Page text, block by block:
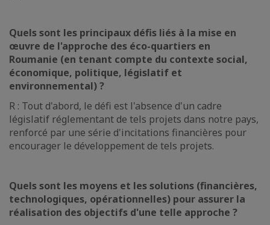
Quels sont les principaux défis liés à la mise en
œuvre de l'approche des éco-quartiers en
Roumanie (en tenant compte du contexte social,
économique, politique, législatif et
environnemental) ?
R : Tout d'abord, le défi est l'absence d'un cadre
législatif réglementant de tels projets dans notre pays,
renforcé par une série d'incitations financières pour
encourager le développement de tels projets.
Quels sont les moyens et les solutions (financières,
technologiques, opérationnelles) pour assurer la
réalisation des objectifs d'une telle approche ?